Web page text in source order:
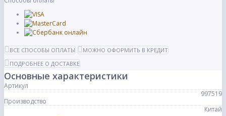
ВСЕ СПОСОБЫ ОПЛАТЫ
МОЖНО ОФОРМИТЬ В КРЕДИТ
ПОДРОБНЕЕ О ДОСТАВКЕ
Основные характеристики
Артикул
997519
Производство
Китай